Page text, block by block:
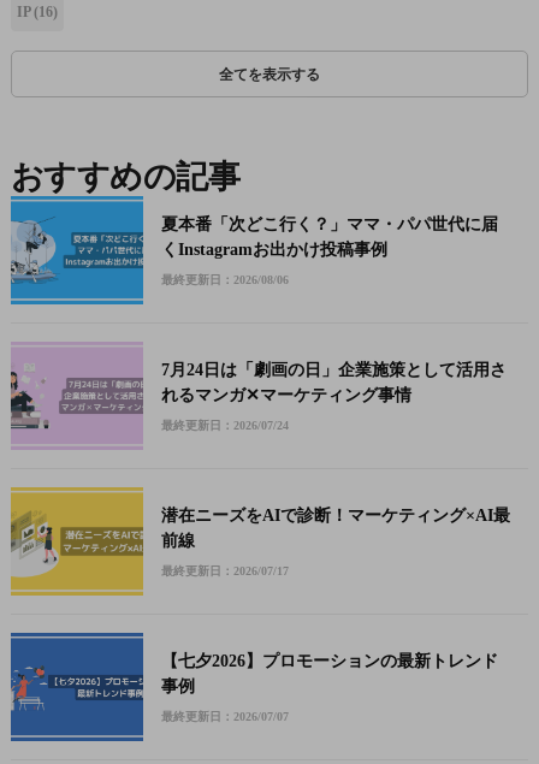
IP(16)
全てを表示する
おすすめの記事
夏本番「次どこ行く？」ママ・パパ世代に届
くInstagramお出かけ投稿事例
最終更新日：2026/08/06
7月24日は「劇画の日」企業施策として活用さ
れるマンガ✕マーケティング事情
最終更新日：2026/07/24
潜在ニーズをAIで診断！マーケティング×AI最
前線
最終更新日：2026/07/17
【七夕2026】プロモーションの最新トレンド
事例
最終更新日：2026/07/07